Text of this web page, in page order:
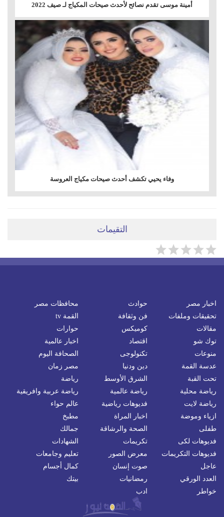
أمينة موسى تقدم نصائح لأحدث صيحات المكياج لـ صيف 2022
وفاء يحيي تكشف أحدث صيحات مكياج العروسة
التقيمات
اخبار مصر حوادث
محافظات مصر
تحقيقات وملفات
فن وثقافة
القمة tv
مقالات
كوميكس
حوارات
توك شو
اقتصاد
اخبار عالمية
منوعات
تكنولوجى
الصحافة اليوم
عدسة القمة
دين ودنيا
مصر زمان
تحت القبة
الشرق الأوسط
رياضة
رياضة محلية
رياضة عالمية
رياضة عربية وافريقية
رياضة لايت
فديوهات رياضية
عالم حواء
ازياء وموضة
اخبار المراة
مطبخ
طفلى
الصحة والرشاقة
جمالك
فديوهات لكى
تكريمات
الشهادات
فديوهات التكريمات
معرض الصور
تعليم وجامعات
عاجل
صوت إنسان
كمال أجسام
العدد الورقي
رمضانيات
بيتك
خواطر
ادب